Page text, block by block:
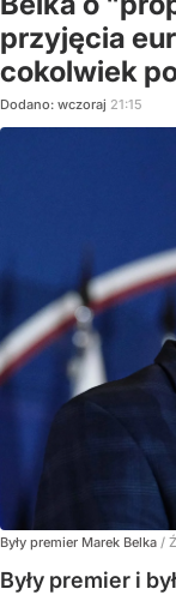
przyjęcia
cokolwiek
Dodano: wczoraj 21:15
Były premier Marek Belka /
Były premier i